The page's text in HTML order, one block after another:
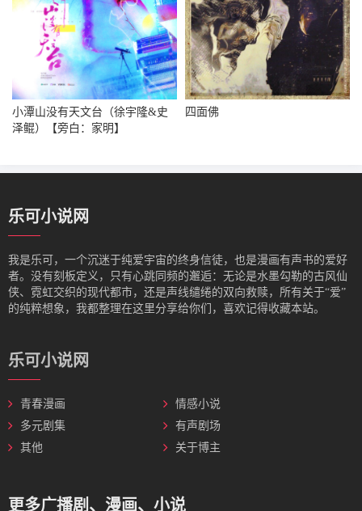
小潭山没有天文台（徐宇隆&史
泽鲲）【旁白：家明】
四面佛
乐可小说网
我是‌乐可，一个沉迷于纯爱宇宙的终身信徒，也是漫画有声书的爱好
者。没有刻板定义，只有心跳同频的邂逅：无论是水墨勾勒的古风仙
侠、霓虹交织的现代都市，还是声线缱绻的双向救赎，所有关于“爱”
的纯粹想象，我都整理在这里分享给你们，喜欢记得收藏本站。
乐可小说网
青春漫画
情感小说
多元剧集
有声剧场
其他
关于博主
更多广播剧、漫画、小说